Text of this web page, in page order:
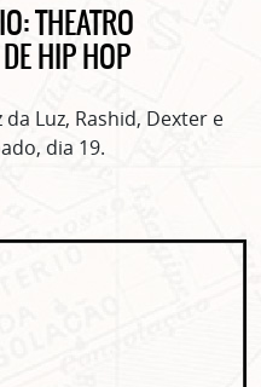
THEATRO
HIP HOP
da Luz, Rashid, Dexter e
dia 19.